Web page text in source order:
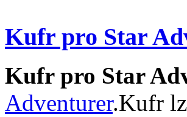
Kufr pro Star
Kufr pro Star
Adventurer.Kufr